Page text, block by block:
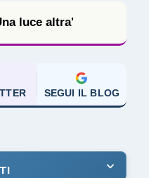
luce altra'
SEGUI IL BLOG